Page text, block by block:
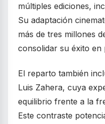
múltiples ediciones,
Su adaptación
más de tres millones
consolidar su éxito en
El reparto también
Luis Zahera, cuya
equilibrio frente a la
Este contraste